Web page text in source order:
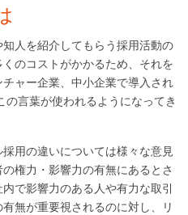
人を紹介してもらう採用活動の
のコストがかかるため、それを
ャー企業、中小企業で導入され
の言葉が使われるようになってき
用の違いについては様々な意見
権力・影響力の有無にあるとさ
で影響力のある人や有力な取引
無が重要視されるのに対し、リ